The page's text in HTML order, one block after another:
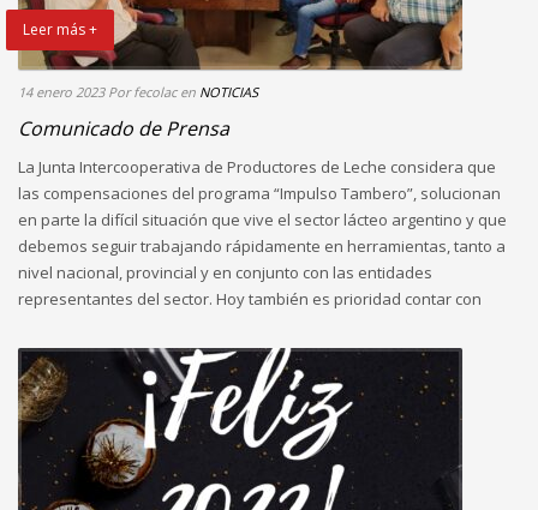
Leer más +
14 enero 2023 Por fecolac en NOTICIAS
Comunicado de Prensa
La Junta Intercooperativa de Productores de Leche considera que
las compensaciones del programa “Impulso Tambero”, solucionan
en parte la difícil situación que vive el sector lácteo argentino y que
debemos seguir trabajando rápidamente en herramientas, tanto a
nivel nacional, provincial y en conjunto con las entidades
representantes del sector. Hoy también es prioridad contar con